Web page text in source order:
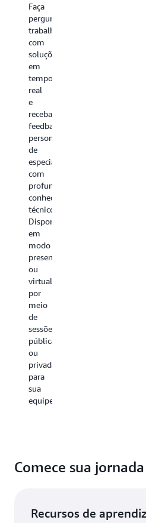
Faça
perguntas,
trabalhe
com
soluções
em
tempo
real
e
receba
feedback
personalizado
de
especialistas
com
profundo
conhecimento
técnico.
Disponível
em
modo
presencial
ou
virtual
por
meio
de
sessões
públicas
ou
privadas
para
sua
equipe.
Comece sua
Recursos de